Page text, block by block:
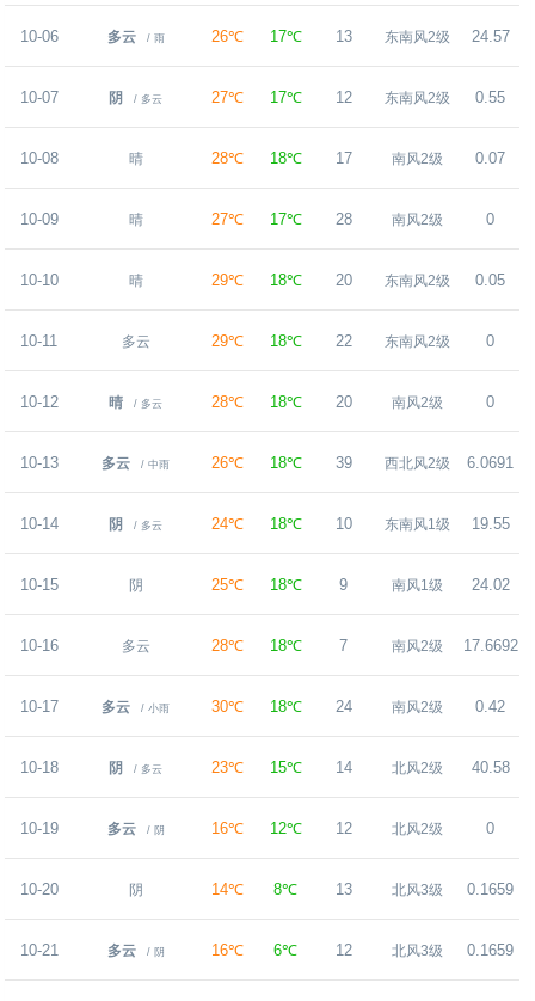
10-06 多云 / 雨 26℃ 17℃ 13 东南风2级 24.57
10-07 阴 / 多云 27℃ 17℃ 12 东南风2级 0.55
10-08 晴 28℃ 18℃ 17 南风2级 0.07
10-09 晴 27℃ 17℃ 28 南风2级 0
10-10 晴 29℃ 18℃ 20 东南风2级 0.05
10-11 多云 29℃ 18℃ 22 东南风2级 0
10-12 晴 / 多云 28℃ 18℃ 20 南风2级 0
10-13 多云 / 中雨 26℃ 18℃ 39 西北风2级 6.0691
10-14 阴 / 多云 24℃ 18℃ 10 东南风1级 19.55
10-15 阴 25℃ 18℃ 9 南风1级 24.02
10-16 多云 28℃ 18℃ 7 南风2级 17.6692
10-17 多云 / 小雨 30℃ 18℃ 24 南风2级 0.42
10-18 阴 / 多云 23℃ 15℃ 14 北风2级 40.58
10-19 多云 / 阴 16℃ 12℃ 12 北风2级 0
10-20 阴 14℃ 8℃ 13 北风3级 0.1659
10-21 多云 / 阴 16℃ 6℃ 12 北风3级 0.1659